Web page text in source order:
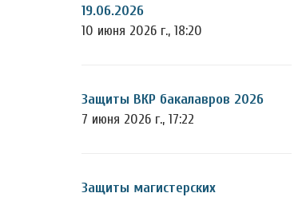
19.06.2026
10 июня 2026 г., 18:20
Защиты ВКР бакалавров 2026
7 июня 2026 г., 17:22
Защиты магистерских